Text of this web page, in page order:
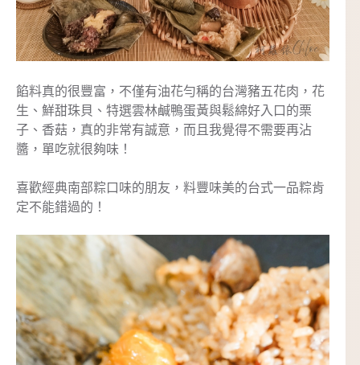
餡料真的很豐富，不僅有油花勻稱的台灣豬五花肉，花
生、鮮甜珠貝、特選雲林鹹鴨蛋黃與鬆綿好入口的栗
子、香菇，真的非常有誠意，而且我覺得不需要再沾
醬，單吃就很夠味！
喜歡經典南部粽口味的朋友，料豐味美的台式一品粽肯
定不能錯過的！